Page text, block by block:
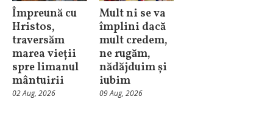
Împreună cu
Hristos,
traversăm
marea vieții
spre limanul
mântuirii
02 Aug, 2026
Mult ni se va
împlini dacă
mult credem,
ne rugăm,
nădăjduim și
iubim
09 Aug, 2026